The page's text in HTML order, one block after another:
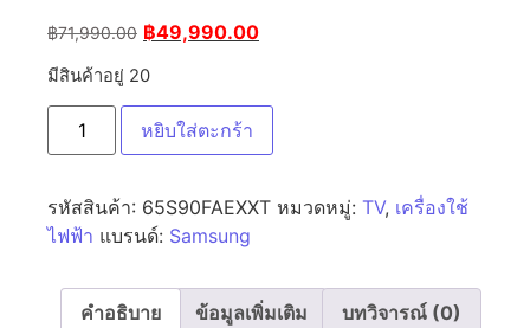
฿71,990.00 ฿49,990.00
มีสินค้าอยู่ 20
หยิบใส่ตะกร้า
รหัสสินค้า: 65S90FAEXXT หมวดหมู่: TV, เครื่องใช้
ไฟฟ้า แบรนด์: Samsung
คำอธิบาย ข้อมูลเพิ่มเติม บทวิจารณ์ (0)